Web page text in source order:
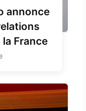
annonce
France